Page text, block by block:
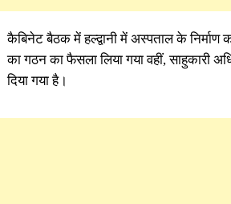
कैबिनेट बैठक में हल्द्वानी में अस्पताल के निर्माण
का गठन का फैसला लिया गया वहीं, साहुकारी
दिया गया है।